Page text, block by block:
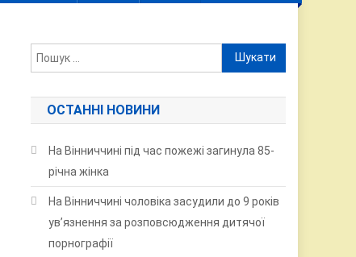
Пошук:
ОСТАННІ НОВИНИ
На Вінниччині під час пожежі загинула 85-
річна жінка
На Вінниччині чоловіка засудили до 9 років
ув’язнення за розповсюдження дитячої
порнографії